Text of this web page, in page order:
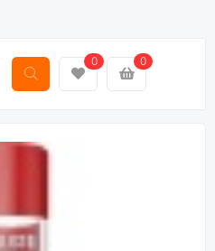
0 0